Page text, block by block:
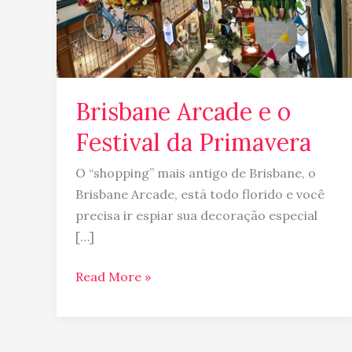
Brisbane Arcade e o
Festival da Primavera
O “shopping” mais antigo de Brisbane, o
Brisbane Arcade, está todo florido e você
precisa ir espiar sua decoração especial
[…]
Read More »